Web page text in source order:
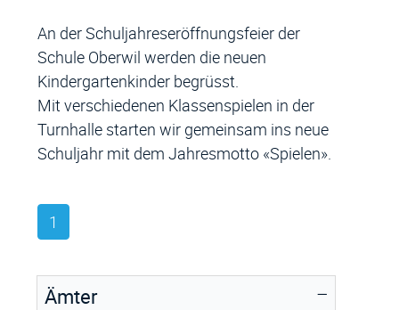
An der Schuljahreseröffnungsfeier der
Schule Oberwil werden die neuen
Kindergartenkinder begrüsst.
Mit verschiedenen Klassenspielen in der
Turnhalle starten wir gemeinsam ins neue
Schuljahr mit dem Jahresmotto «Spielen».
1
Ämter